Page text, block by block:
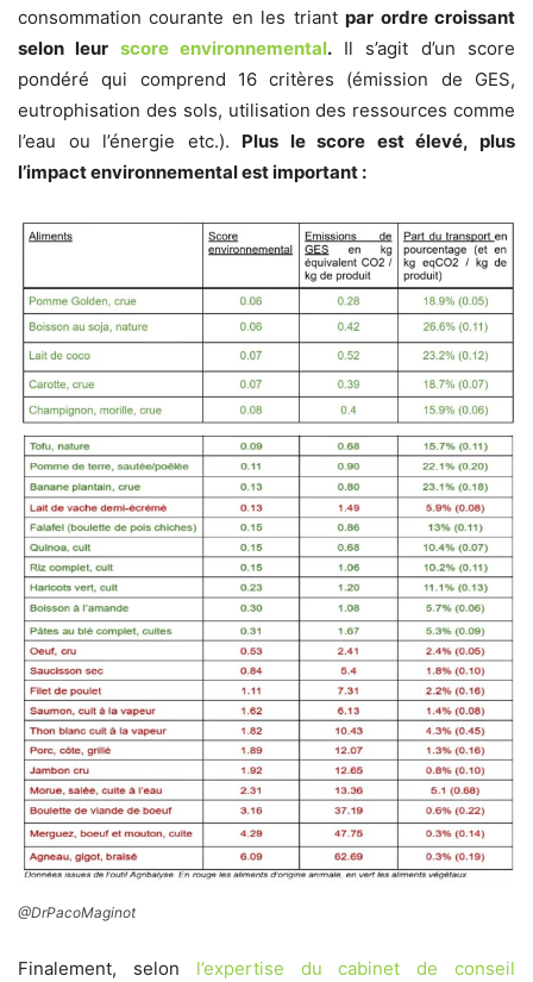
consommation courante en les triantpar ordre croissant
selon leur score environnemental.Il s’agit d’un score
pondéré qui comprend 16 critères (émission de GES,
eutrophisation des sols, utilisation des ressources comme
l’eau ou l’énergie etc.). Plus le score est élevé, plus
l’impact environnemental est important :
@DrPacoMaginot
Finalement, selon l’expertise du cabinet de conseil